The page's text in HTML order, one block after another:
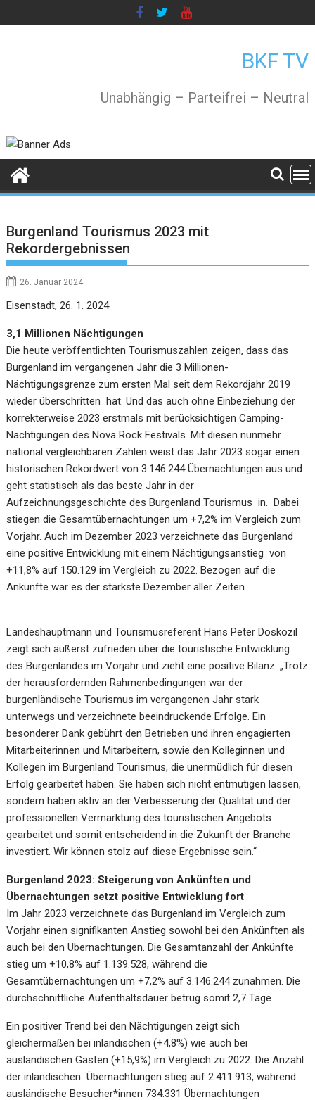
to
BKF TV
Unabhängig – Parteifrei – Neutral
Burgenland Tourismus 2023 mit
Rekordergebnissen
26. Januar 2024
Eisenstadt, 26. 1. 2024
3,1 Millionen Nächtigungen
Die heute veröffentlichten Tourismuszahlen zeigen, dass das
Burgenland im vergangenen Jahr die 3 Millionen-
Nächtigungsgrenze zum ersten Mal seit dem Rekordjahr 2019
wieder überschritten hat. Und das auch ohne Einbeziehung der
korrekterweise 2023 erstmals mit berücksichtigen Camping-
Nächtigungen des Nova Rock Festivals. Mit diesen nunmehr
national vergleichbaren Zahlen weist das Jahr 2023 sogar einen
historischen Rekordwert von 3.146.244 Übernachtungen aus und
geht statistisch als das beste Jahr in der
Aufzeichnungsgeschichte des Burgenland Tourismus in. Dabei
stiegen die Gesamtübernachtungen um +7,2% im Vergleich zum
Vorjahr. Auch im Dezember 2023 verzeichnete das Burgenland
eine positive Entwicklung mit einem Nächtigungsanstieg von
+11,8% auf 150.129 im Vergleich zu 2022. Bezogen auf die
Ankünfte war es der stärkste Dezember aller Zeiten.
Landeshauptmann und Tourismusreferent Hans Peter Doskozil
zeigt sich äußerst zufrieden über die touristische Entwicklung
des Burgenlandes im Vorjahr und zieht eine positive Bilanz: „Trotz
der herausfordernden Rahmenbedingungen war der
burgenländische Tourismus im vergangenen Jahr stark
unterwegs und verzeichnete beeindruckende Erfolge. Ein
besonderer Dank gebührt den Betrieben und ihren engagierten
Mitarbeiterinnen und Mitarbeitern, sowie den Kolleginnen und
Kollegen im Burgenland Tourismus, die unermüdlich für diesen
Erfolg gearbeitet haben. Sie haben sich nicht entmutigen lassen,
sondern haben aktiv an der Verbesserung der Qualität und der
professionellen Vermarktung des touristischen Angebots
gearbeitet und somit entscheidend in die Zukunft der Branche
investiert. Wir können stolz auf diese Ergebnisse sein.“
Burgenland 2023: Steigerung von Ankünften und
Übernachtungen setzt positive Entwicklung fort
Im Jahr 2023 verzeichnete das Burgenland im Vergleich zum
Vorjahr einen signifikanten Anstieg sowohl bei den Ankünften als
auch bei den Übernachtungen. Die Gesamtanzahl der Ankünfte
stieg um +10,8% auf 1.139.528, während die
Gesamtübernachtungen um +7,2% auf 3.146.244 zunahmen. Die
durchschnittliche Aufenthaltsdauer betrug somit 2,7 Tage.
Ein positiver Trend bei den Nächtigungen zeigt sich
gleichermaßen bei inländischen (+4,8%) wie auch bei
ausländischen Gästen (+15,9%) im Vergleich zu 2022. Die Anzahl
der inländischen Übernachtungen stieg auf 2.411.913, während
ausländische Besucher*innen 734.331 Übernachtungen